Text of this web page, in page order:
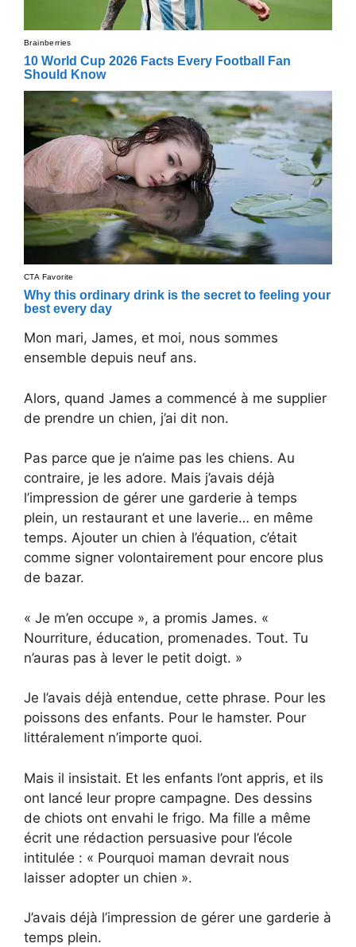
Mon mari, James, et moi, nous sommes
ensemble depuis neuf ans.
Alors, quand James a commencé à me supplier
de prendre un chien, j’ai dit non.
Pas parce que je n’aime pas les chiens. Au
contraire, je les adore. Mais j’avais déjà
l’impression de gérer une garderie à temps
plein, un restaurant et une laverie… en même
temps. Ajouter un chien à l’équation, c’était
comme signer volontairement pour encore plus
de bazar.
« Je m’en occupe », a promis James. «
Nourriture, éducation, promenades. Tout. Tu
n’auras pas à lever le petit doigt. »
Je l’avais déjà entendue, cette phrase. Pour les
poissons des enfants. Pour le hamster. Pour
littéralement n’importe quoi.
Mais il insistait. Et les enfants l’ont appris, et ils
ont lancé leur propre campagne. Des dessins
de chiots ont envahi le frigo. Ma fille a même
écrit une rédaction persuasive pour l’école
intitulée : « Pourquoi maman devrait nous
laisser adopter un chien ».
J’avais déjà l’impression de gérer une garderie à
temps plein.